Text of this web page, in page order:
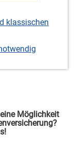
klassischen
Möglichkeit